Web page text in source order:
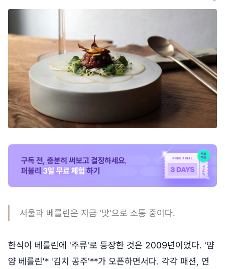
서울과 베를린은 지금 '맛'으로 소통 중이다.
한식이 베를린에 '주류'로 등장한 것은 2009년이었다. '얌
얌 베를린'* '김치 공주'**가 오픈하면서다. 각각 패션, 연